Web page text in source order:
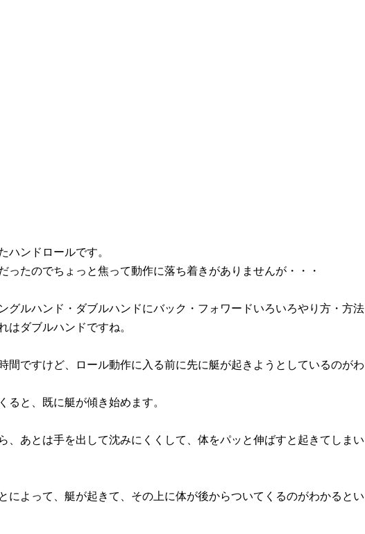
ハンドロールです。
ったのでちょっと焦って動作に落ち着きがありませんが・・・
グルハンド・ダブルハンドにバック・フォワードいろいろやり方・方法
はダブルハンドですね。
間ですけど、ロール動作に入る前に先に艇が起きようとしているのがわ
ると、既に艇が傾き始めます。
、あとは手を出して沈みにくくして、体をパッと伸ばすと起きてしまい
によって、艇が起きて、その上に体が後からついてくるのがわかるとい